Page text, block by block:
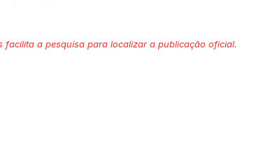
a pesquisa para localizar a publicação oficial.